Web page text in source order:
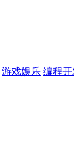
游戏娱乐 编程开